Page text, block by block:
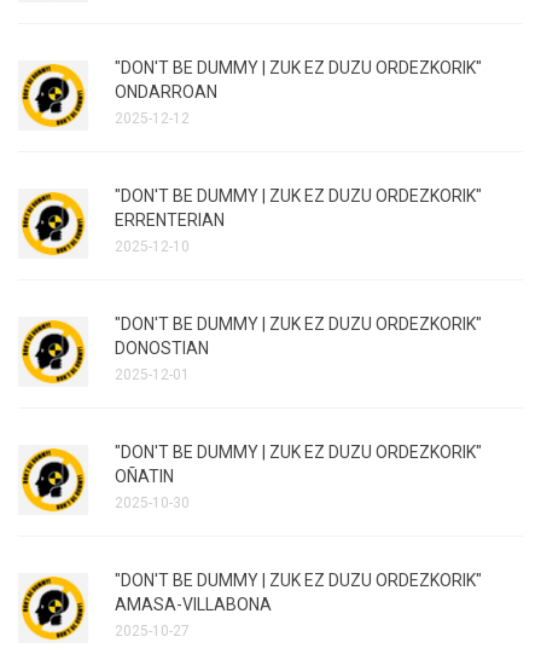
"DON'T BE DUMMY | ZUK EZ DUZU ORDEZKORIK"
ONDARROAN
2025-12-12
"DON'T BE DUMMY | ZUK EZ DUZU ORDEZKORIK"
ERRENTERIAN
2025-12-10
"DON'T BE DUMMY | ZUK EZ DUZU ORDEZKORIK"
DONOSTIAN
2025-12-01
"DON'T BE DUMMY | ZUK EZ DUZU ORDEZKORIK"
OÑATIN
2025-10-30
"DON'T BE DUMMY | ZUK EZ DUZU ORDEZKORIK"
AMASA-VILLABONA
2025-10-27